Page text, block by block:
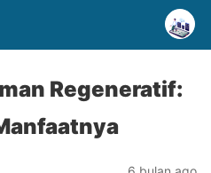
Regeneratif: